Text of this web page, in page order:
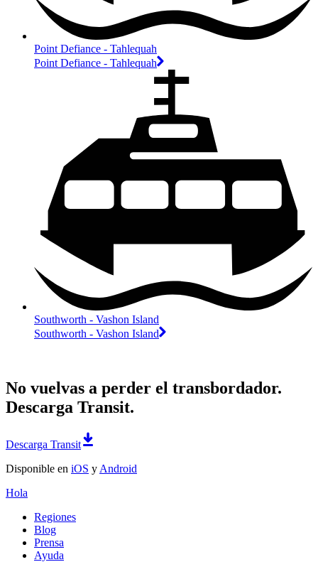
Point Defiance - Tahlequah
Point Defiance - Tahlequah
Southworth - Vashon Island
Southworth - Vashon Island
No vuelvas a perder el transbordador.
Descarga Transit.
Descarga Transit
Disponible en iOS y Android
Hola
Regiones
Blog
Prensa
Ayuda